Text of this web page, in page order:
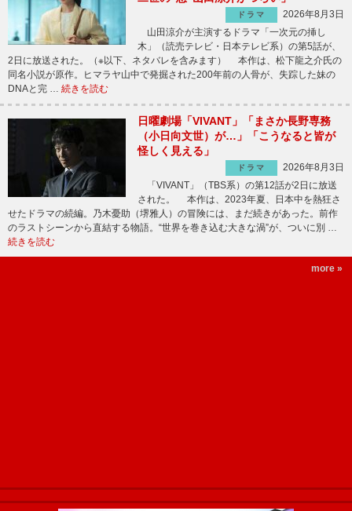
ドラマ
2026年8月3日
山田涼介が主演するドラマ「一次元の挿し
木」（読売テレビ・日本テレビ系）の第5話が、
2日に放送された。（※以下、ネタバレを含みます） 本作は、松下龍之介氏の
同名小説が原作。ヒマラヤ山中で発掘された200年前の人骨が、失踪した妹の
DNAと完 … 続きを読む
日曜劇場「VIVANT」「まさか長野専務
（小日向文世）が…」「こうなると皆が
怪しく見える」
ドラマ
2026年8月3日
「VIVANT」（TBS系）の第12話が2日に放送
された。 本作は、2023年夏、日本中を熱狂さ
せたドラマの続編。乃木憂助（堺雅人）の冒険には、まだ続きがあった。前作
のラストシーンから直結する物語。“世界を巻き込む大きな渦”が、ついに別 …
続きを読む
more »